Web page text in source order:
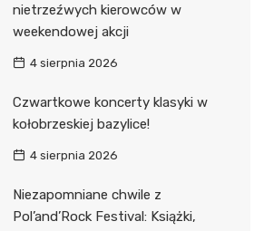
nietrzeźwych kierowców w
weekendowej akcji
4 sierpnia 2026
Czwartkowe koncerty klasyki w
kołobrzeskiej bazylice!
4 sierpnia 2026
Niezapomniane chwile z
Pol’and’Rock Festival: Książki,